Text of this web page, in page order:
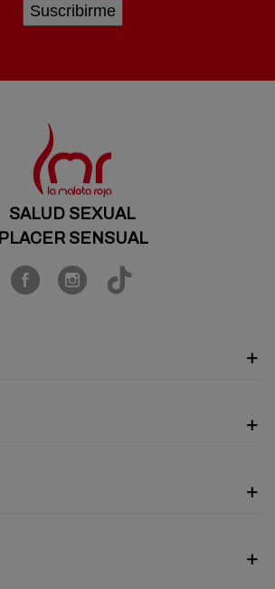
SALUD SEXUAL
PLACER SENSUAL